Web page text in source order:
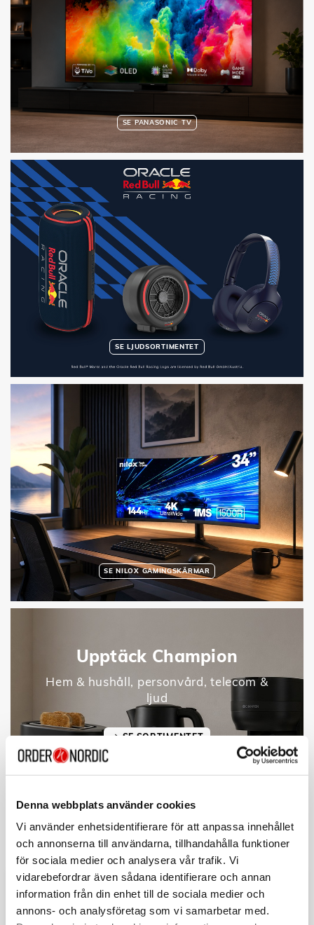
Denna webbplats använder cookies
Vi använder enhetsidentifierare för att anpassa innehållet
och annonserna till användarna, tillhandahålla funktioner
för sociala medier och analysera vår trafik. Vi
vidarebefordrar även sådana identifierare och annan
information från din enhet till de sociala medier och
annons- och analysföretag som vi samarbetar med.
SE PANASONIC TV
SE LJUDSORTIMENTET
SE NILOX GAMINGSKÄRMAR
Upptäck Champion
Hem & hushåll, personvård, telecom &
ljud
SE SORTIMENTET